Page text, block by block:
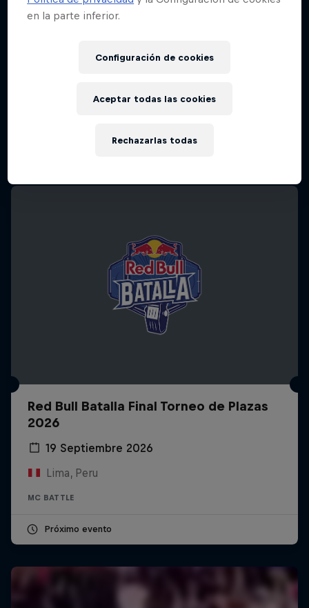
Red Bull Batalla Final Torneo de Plazas
2026
19 Septiembre 2026
Lima, Peru
MC BATTLE
Próximo evento
en la parte inferior.
Configuración de cookies
Rechazarlas todas
Aceptar todas las cookies